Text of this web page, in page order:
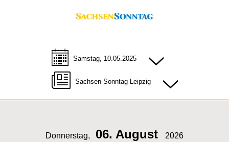
Samstag, 10.05.2025
Sachsen-Sonntag Leipzig
Donnerstag, 06. August 2026